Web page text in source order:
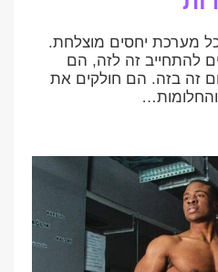
מערכת יחסים מוצלחת.
להתחייב זה לזה, הם
זה בזה. הם חולקים את